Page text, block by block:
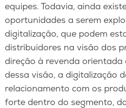
equipes. Todavia, ainda
oportunidades a serem
digitalização, que podem
distribuidores na visão dos
direção à revenda orientada
dessa visão, a digitalização
relacionamento com os
forte dentro do segmento,